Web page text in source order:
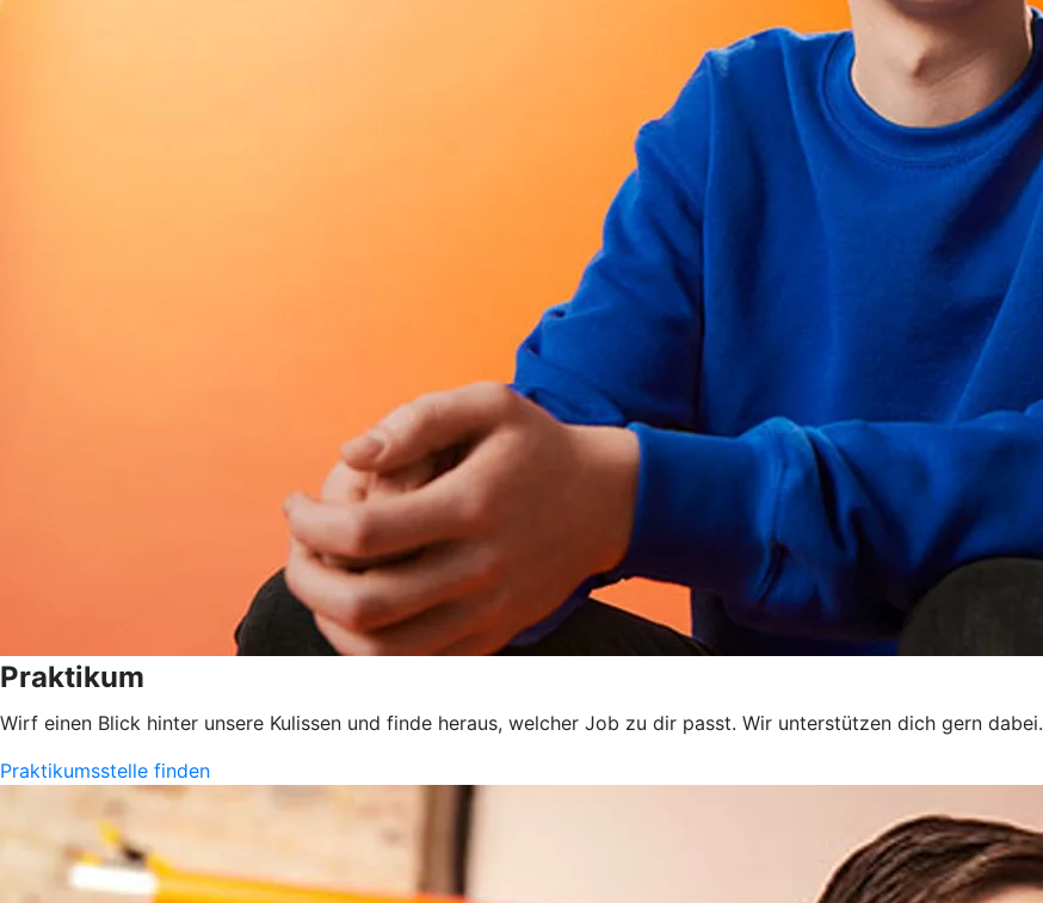
Praktikum
Wirf einen Blick hinter unsere Kulissen und finde heraus, welcher Job zu dir passt. Wir unterstützen dich gern dabei.
Praktikumsstelle finden